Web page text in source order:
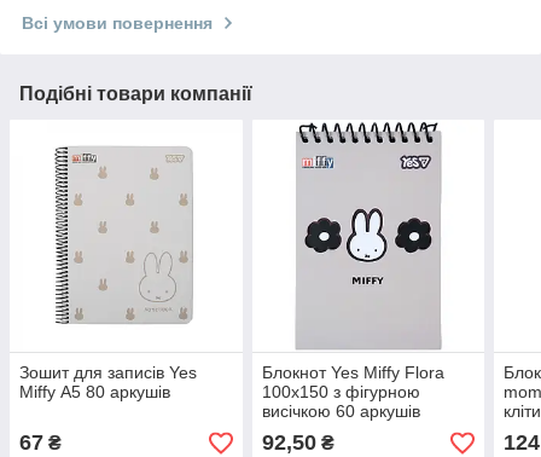
Всі умови повернення
Подібні товари компанії
Зошит для записів Yes
Miffy А5 80 аркушів
67 ₴
Блокнот Yes Miffy Flora
100x150 з фігурною
висічкою 60 аркушів
клітинка
92,50₴ 124